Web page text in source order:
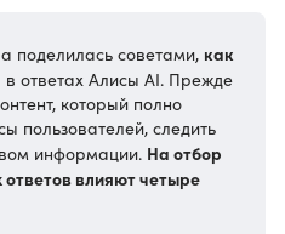
поделилась советами, как
в ответах Алисы AI. Прежде
который полно
пользователей, следить
информации. На отбор
влияют четыре